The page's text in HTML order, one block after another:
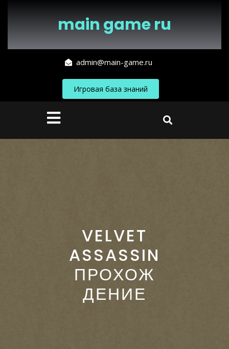
main game ru
admin@main-game.ru
Игровая база знаний
Кнопка
Открыть
VELVET
ASSASSIN
ПРОХОЖ
ДЕНИЕ